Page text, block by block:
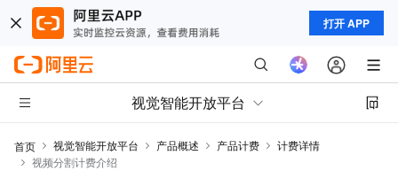
打开 APP
视觉智能开放平台
首页 视觉智能开放平台 产品概述 产品计费
计费详情
视频分割计费介绍